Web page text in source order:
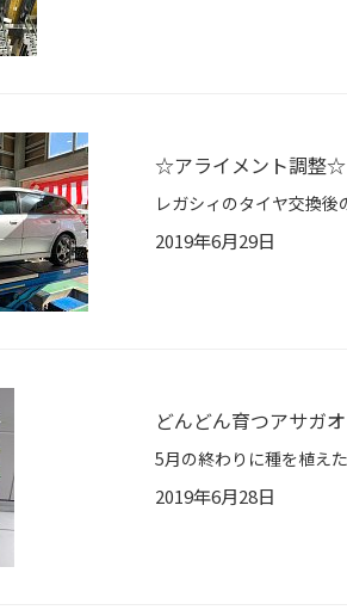
☆アライメント調整☆
2019年6月29日
どんどん育つアサガオ
2019年6月28日